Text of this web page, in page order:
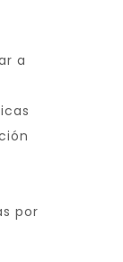
a
por